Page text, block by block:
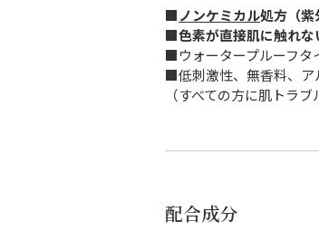
■ノンケミカル処方（紫
■色素が直接肌に触れな
■ウォータープルーフタ
■低刺激性、無香料、ア
（すべての方に肌トラ
配合成分